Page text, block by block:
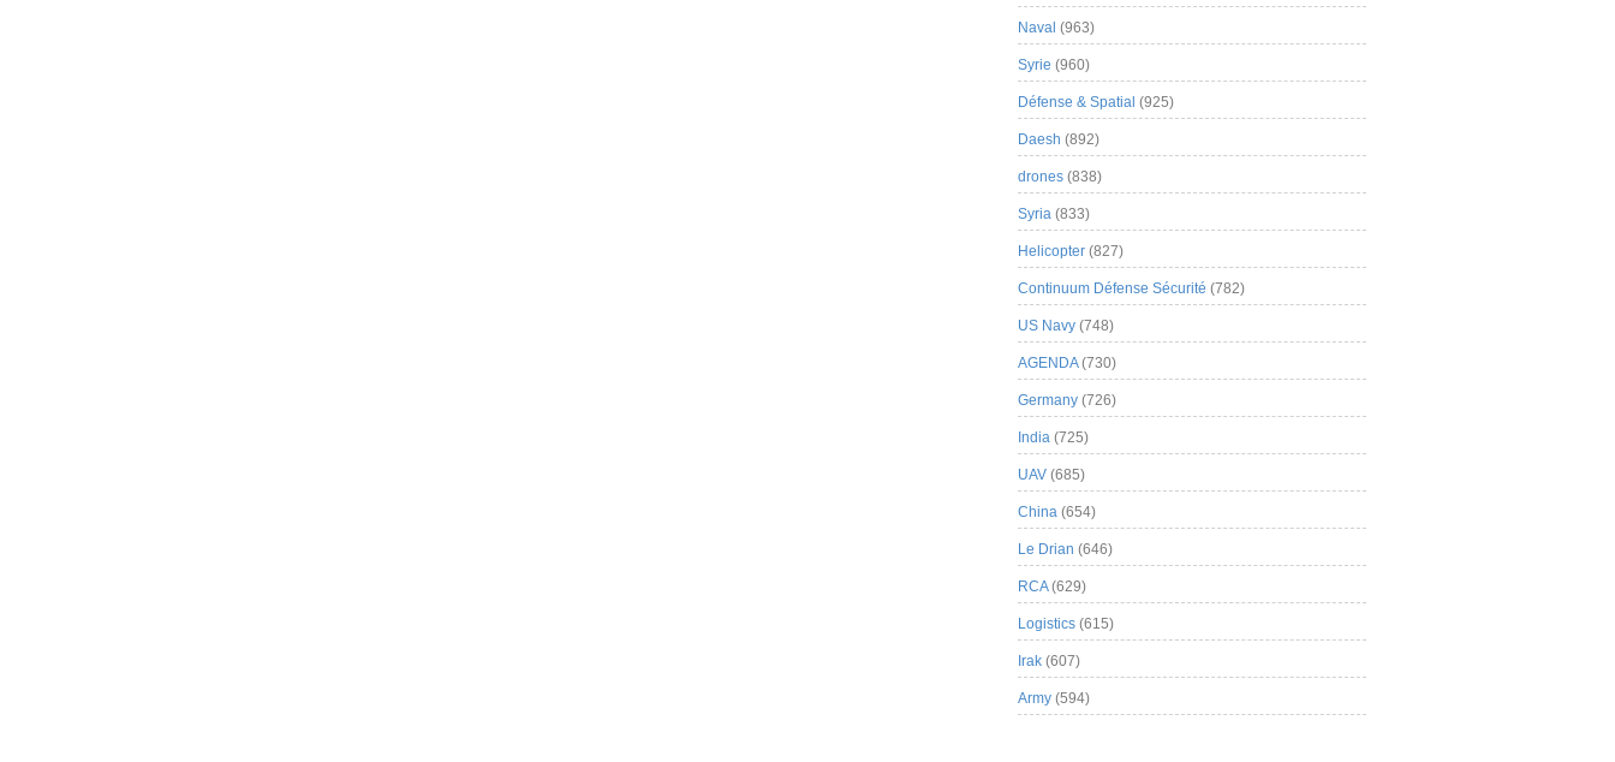
Naval (963)
Syrie (960)
Défense & Spatial (925)
Daesh (892)
drones (838)
Syria (833)
Helicopter (827)
Continuum Défense Sécurité (782)
US Navy (748)
AGENDA(730)
Germany (726)
India (725)
UAV (685)
China (654)
Le Drian (646)
RCA(629)
Logistics (615)
Irak (607)
Army (594)